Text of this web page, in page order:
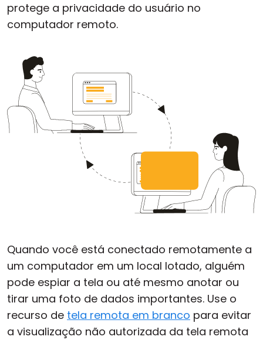
protege a privacidade do usuário no
computador remoto.
Quando você está conectado remotamente a
um computador em um local lotado, alguém
pode espiar a tela ou até mesmo anotar ou
tirar uma foto de dados importantes. Use o
recurso de tela remota em branco para evitar
a visualização não autorizada da tela remota